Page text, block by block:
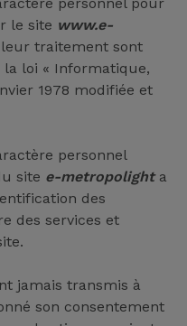
le site www.e-
traitement sont
loi « Informatique,
1978 modifiée et
personnel
site e-metropolighta
des
des services et
jamais transmis à
son consentement